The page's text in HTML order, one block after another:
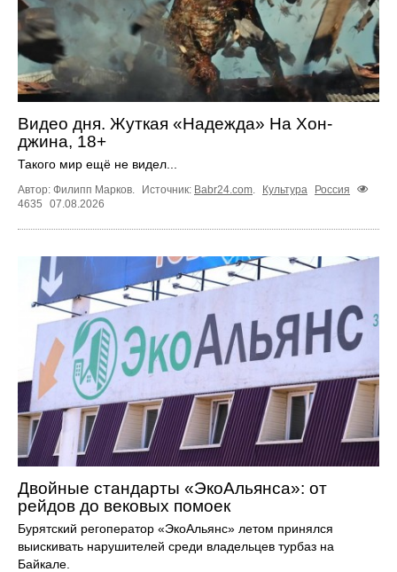
Видео дня. Жуткая «Надежда» На Хон-
джина, 18+
Такого мир ещё не видел...
Автор: Филипп Марков. Источник: Babr24.com. Культура
Россия
4635
07.08.2026
Двойные стандарты «ЭкоАльянса»: от
рейдов до вековых помоек
Бурятский регоператор «ЭкоАльянс» летом принялся
выискивать нарушителей среди владельцев турбаз на
Байкале.